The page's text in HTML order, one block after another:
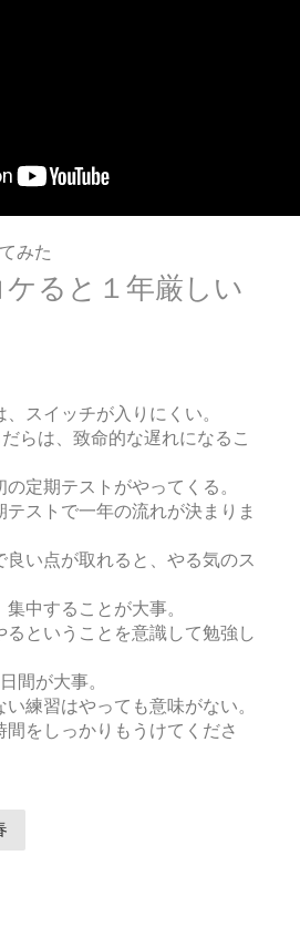
みた
ると１年厳しい
スイッチが入りにくい。
らは、致命的な遅れになるこ
定期テストがやってくる。
テストで一年の流れが決まりま
良い点が取れると、やる気のス
中することが大事。
るということを意識して勉強し
間が大事。
練習はやっても意味がない。
間をしっかりもうけてくださ